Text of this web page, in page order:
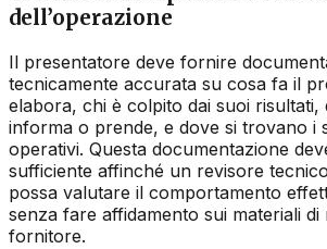
dell’operazione
Il presentatore deve fornire
tecnicamente accurata su cosa fa il
elabora, chi è colpito dai suoi risultati,
informa o prende, e dove si trovano i
operativi. Questa documentazione
sufficiente affinché un revisore
possa valutare il comportamento
senza fare affidamento sui materiali di
fornitore.